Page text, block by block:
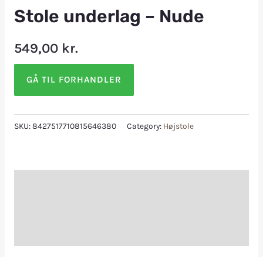
Stole underlag – Nude
549,00 kr.
GÅ TIL FORHANDLER
SKU:8427517710815646380 Category: Højstole